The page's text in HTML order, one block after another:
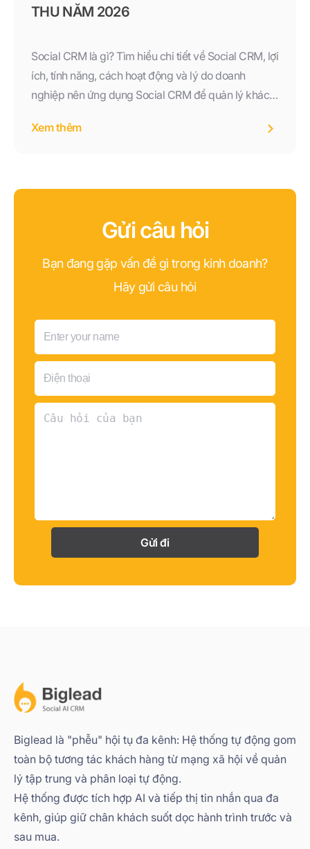
THU NĂM 2026
Social CRM là gì? Tìm hiểu chi tiết về Social CRM, lợi
ích, tính năng, cách hoạt động và lý do doanh
nghiệp nên ứng dụng Social CRM để quản lý khách
nghiệm khách hàng trong năm 2026.
Xem thêm
Gửi câu hỏi
Bạn đang gặp vấn đề gì trong kinh doanh?
Hãy gửi câu hỏi
Gửi đi
Biglead là "phễu" hội tụ đa kênh: Hệ thống tự động gom
toàn bộ tương tác khách hàng từ mạng xã hội về quản
lý tập trung và phân loại tự động.
Hệ thống được tích hợp AI và tiếp thị tin nhắn qua đa
kênh, giúp giữ chân khách suốt dọc hành trình trước và
sau mua.